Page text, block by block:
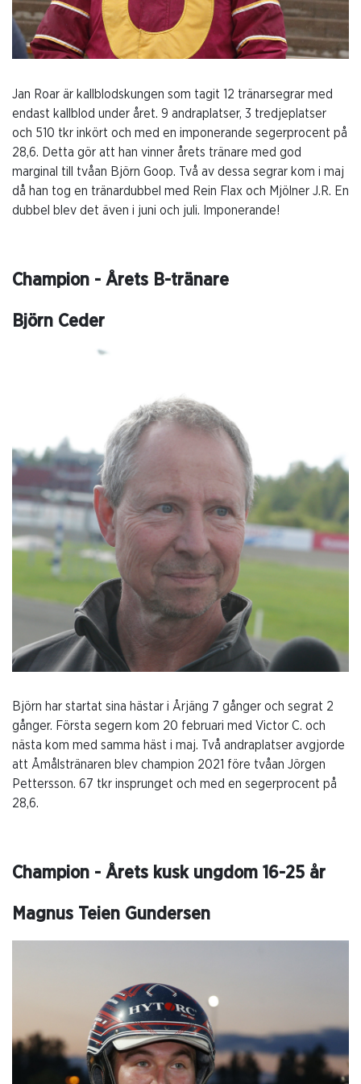
Jan Roar är kallblodskungen som tagit 12 tränarsegrar med
endast kallblod under året. 9 andraplatser, 3 tredjeplatser
och 510 tkr inkört och med en imponerande segerprocent på
28,6. Detta gör att han vinner årets tränare med god
marginal till tvåan Björn Goop. Två av dessa segrar kom i maj
då han tog en tränardubbel med Rein Flax och Mjölner J.R. En
dubbel blev det även i juni och juli. Imponerande!
Champion - Årets B-tränare
Björn Ceder
Björn har startat sina hästar i Årjäng 7 gånger och segrat 2
gånger. Första segern kom 20 februari med Victor C. och
nästa kom med samma häst i maj. Två andraplatser avgjorde
att Åmålstränaren blev champion 2021 före tvåan Jörgen
Pettersson. 67 tkr insprunget och med en segerprocent på
28,6.
Champion - Årets kusk ungdom 16-25 år
Magnus Teien Gundersen